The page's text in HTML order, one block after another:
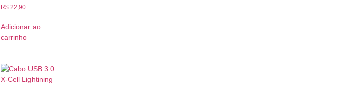
R$ 22,90
Adicionar ao
carrinho